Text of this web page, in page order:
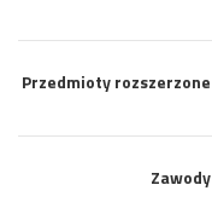
Przedmioty rozszerzone
Zawody